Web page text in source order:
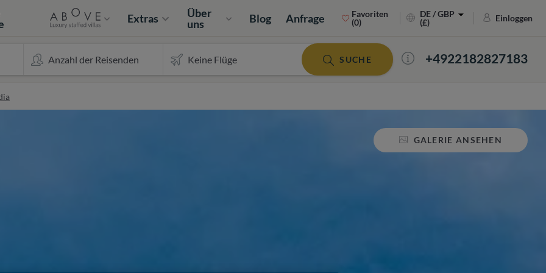
Extras
Über
uns
Blog Anfrage
Favoriten
(0)
DE / GBP
(£)
Einloggen
+4922182827183
SUCHE
GALERIE ANSEHEN